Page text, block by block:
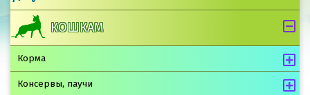
КОШКАМ
Корма
Консервы, паучи